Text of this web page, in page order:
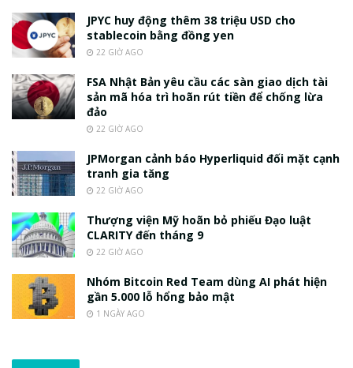
JPYC huy động thêm 38 triệu USD cho
stablecoin bằng đồng yen
22 GIỜ AGO
FSA Nhật Bản yêu cầu các sàn giao dịch tài
sản mã hóa trì hoãn rút tiền để chống lừa
đảo
22 GIỜ AGO
JPMorgan cảnh báo Hyperliquid đối mặt cạnh
tranh gia tăng
22 GIỜ AGO
Thượng viện Mỹ hoãn bỏ phiếu Đạo luật
CLARITY đến tháng 9
22 GIỜ AGO
Nhóm Bitcoin Red Team dùng AI phát hiện
gần 5.000 lỗ hổng bảo mật
1 NGÀY AGO